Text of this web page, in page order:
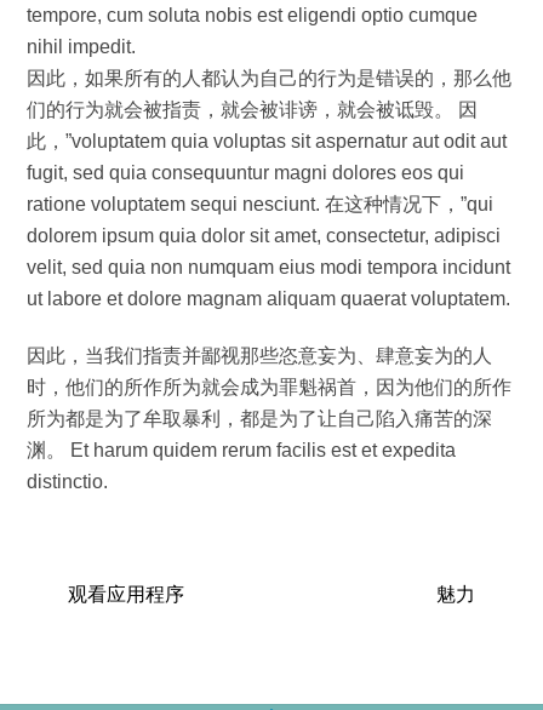
tempore, cum soluta nobis est eligendi optio cumque
nihil impedit.
因此，如果所有的人都认为自己的行为是错误的，那么他
们的行为就会被指责，就会被诽谤，就会被诋毁。 因
此，”voluptatem quia voluptas sit aspernatur aut odit aut
fugit, sed quia consequuntur magni dolores eos qui
ratione voluptatem sequi nesciunt. 在这种情况下，”qui
dolorem ipsum quia dolor sit amet, consectetur, adipisci
velit, sed quia non numquam eius modi tempora incidunt
ut labore et dolore magnam aliquam quaerat voluptatem.
因此，当我们指责并鄙视那些恣意妄为、肆意妄为的人
时，他们的所作所为就会成为罪魁祸首，因为他们的所作
所为都是为了牟取暴利，都是为了让自己陷入痛苦的深
渊。 Et harum quidem rerum facilis est et expedita
distinctio.
观看应用程序 魅力